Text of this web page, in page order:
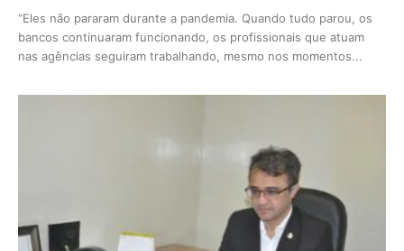
“Eles não pararam durante a pandemia. Quando tudo parou, os
bancos continuaram funcionando, os profissionais que atuam
nas agências seguiram trabalhando, mesmo nos momentos...